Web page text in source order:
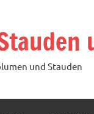
und Stauden